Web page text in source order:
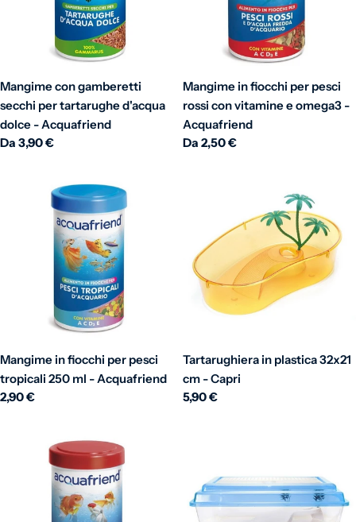
Mangime con gamberetti
secchi per tartarughe d'acqua
dolce - Acquafriend
Prezzo normale
Da 3,90 €
Mangime in fiocchi per pesci
rossi con vitamine e omega3 -
Acquafriend
Prezzo normale
Da 2,50 €
Mangime in fiocchi per pesci
tropicali 250 ml - Acquafriend
Prezzo normale
2,90 €
Tartarughiera in plastica 32x21
cm - Capri
Prezzo normale
5,90 €